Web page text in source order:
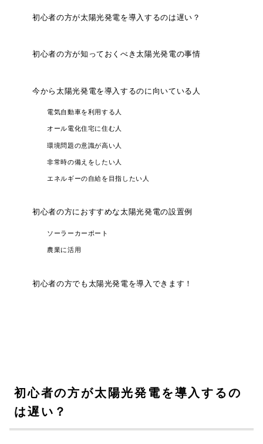
初心者の方が太陽光発電を導入するのは遅い？
初心者の方が知っておくべき太陽光発電の事情
今から太陽光発電を導入するのに向いている人
電気自動車を利用する人
オール電化住宅に住む人
環境問題の意識が高い人
非常時の備えをしたい人
エネルギーの自給を目指したい人
初心者の方におすすめな太陽光発電の設置例
ソーラーカーポート
農業に活用
初心者の方でも太陽光発電を導入できます！
初心者の方が太陽光発電を導入するの
は遅い？